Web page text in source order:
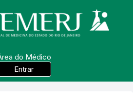
do Médico
Entrar